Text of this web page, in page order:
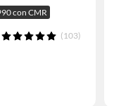
con CMR
(103)